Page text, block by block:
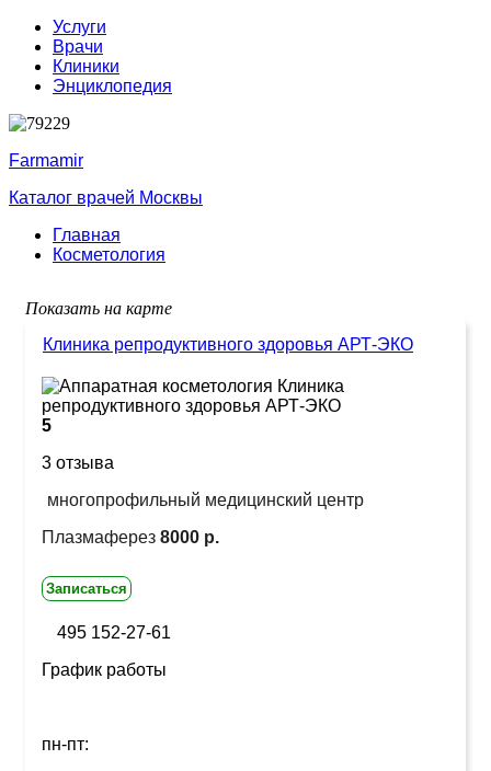
Услуги
Врачи
Клиники
Энциклопедия
Farmamir
Каталог врачей Москвы
Главная
Косметология
Показать на карте
Клиника репродуктивного здоровья АРТ-ЭКО
5
3 отзыва
многопрофильный медицинский центр
Плазмаферез 8000 р.
Записаться
495 152-27-61
График работы
пн-пт: